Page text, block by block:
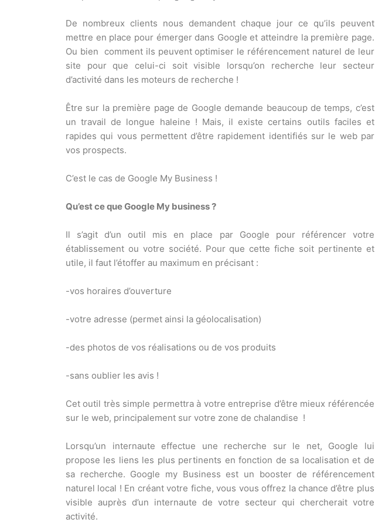
De nombreux clients nous demandent chaque jour ce qu’ils peuvent
mettre en place pour émerger dans Google et atteindre la première page.
Ou bien
comment ils peuvent optimiser le référencement naturel de leur
site pour que celui-ci soit visible lorsqu’on recherche leur secteur
d’activité dans les moteurs de recherche !
Être sur la première page de Google demande beaucoup de temps, c’est
un travail de longue haleine ! Mais, il existe certains outils faciles et
rapides qui vous permettent d’être rapidement identifiés sur le web par
vos prospects.
C’est le cas de Google My Business !
Qu’est ce que Google My business ?
Il s’agit d’un outil mis en place par Google pour référencer votre
établissement ou votre société. Pour que cette fiche soit pertinente et
utile, il faut l’étoffer au maximum en précisant :
-vos horaires d’ouverture
-votre adresse (permet ainsi la géolocalisation)
-des photos de vos réalisations ou de vos produits
-sans oublier les avis !
Cet outil très simple permettra à votre entreprise d’être mieux référencée
sur le web, principalement sur votre zone de chalandise !
Lorsqu’un internaute effectue une recherche sur le net, Google lui
propose les liens les plus pertinents en fonction de sa localisation et de
sa recherche. Google my Business est un booster de référencement
naturel local ! En créant votre fiche, vous vous offrez la chance d’être plus
visible auprès d’un internaute de votre secteur qui chercherait votre
activité.